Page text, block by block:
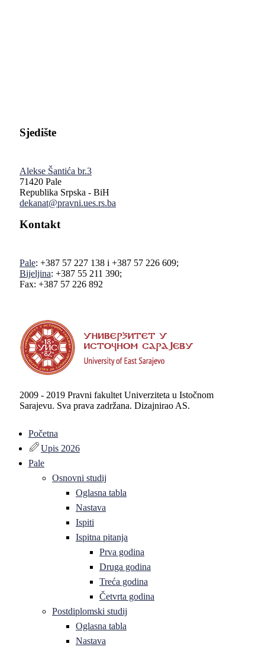
Sjedište
Alekse Šantića br.3
71420 Pale
Republika Srpska - BiH
dekanat@pravni.ues.rs.ba
Kontakt
Pale: +387 57 227 138 i +387 57 226 609;
Bijeljina: +387 55 211 390;
Fax: +387 57 226 892
2009 - 2019 Pravni fakultet Univerziteta u Istočnom
Sarajevu. Sva prava zadržana. Dizajnirao AS.
Početna
Upis 2026
Pale
Osnovni studij
Oglasna tabla
Nastava
Ispiti
Ispitna pitanja
Prva godina
Druga godina
Treća godina
Četvrta godina
Postdiplomski studij
Oglasna tabla
Nastava